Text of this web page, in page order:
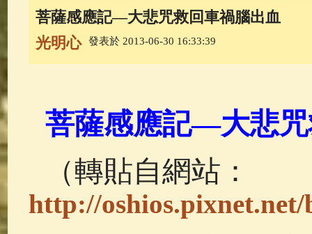
一切如來心秘密全身舍利寶篋印
釋迦牟尼佛傳 (69)
佛典故事(37) 佛說療痔(腫瘤)
菩薩感應記—大悲咒救回車禍腦出血
光明心
發表於 2013-06-30 16:33:39
菩薩感應記—大悲
（轉貼自網站：
http://oshios.pixnet.net/